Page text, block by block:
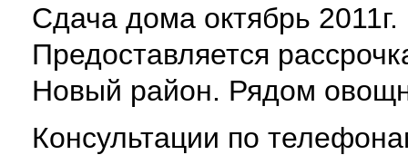
Сдача дома октябрь 2011г.
Предоставляется
Новый район. Рядом
Консультации по